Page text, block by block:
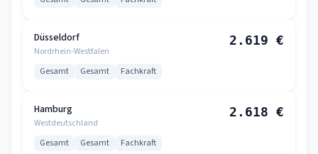
Düsseldorf
Nordrhein-Westfalen
2.619 €
Gesamt Gesamt Fachkraft
Hamburg
Westdeutschland
2.618 €
Gesamt Gesamt Fachkraft